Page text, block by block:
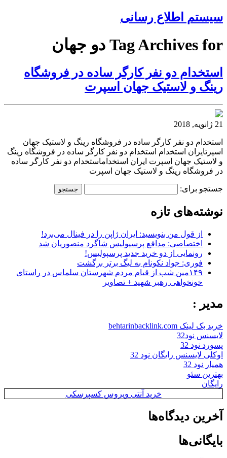
سیستم اطلاع رسانی
Tag Archives for دو جهان
استخدام دو نفر کارگر ساده در فروشگاه
رینگ و لاستیک جهان اسپرت
21 ژانویه, 2018
استخدام دو نفر کارگر ساده در فروشگاه رینگ و لاستیک جهان
اسپرتایران استخدام استخدام دو نفر کارگر ساده در فروشگاه رینگ
و لاستیک جهان اسپرت ایران استخداماستخدام دو نفر کارگر ساده
در فروشگاه رینگ و لاستیک جهان اسپرت
جستجو برای:
نوشته‌های تازه
از قول من بنویسید: ایران ژاپن را در فینال می‌برد!
اختصاصی: مدافع پرسپولیس شاگرد منصوریان شد
رونمایی از دو خرید جدید پرسپولیس!
فوری: جواد نکونام به لیگ برتر برگشت
۱۴۹مین شب از قیام مردم شهرستان سلماس در راستای
خونخواهی رهبر شهید + تصاویر
مدیر :
خرید بک لینک behtarinbacklink.com
لایسنس نود32
پسورد نود 32
اوکلی لایسنس رایگان نود 32
همیار نود 32
بهترین سئو
رایگان
خرید آنتی ویروس کسپرسکی
آخرین دیدگاه‌ها
بایگانی‌ها